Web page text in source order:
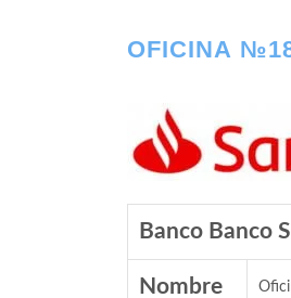
OFICINA
Banco Banco
Nombre